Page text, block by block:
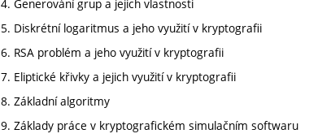
4. Generování grup a jejich vlastnosti
5. Diskrétní logaritmus a jeho využití v kryptografii
6. RSA problém a jeho využití v kryptografii
7. Eliptické křivky a jejich využití v kryptografii
8. Základní algoritmy
9. Základy práce v kryptografickém simulačním softwaru